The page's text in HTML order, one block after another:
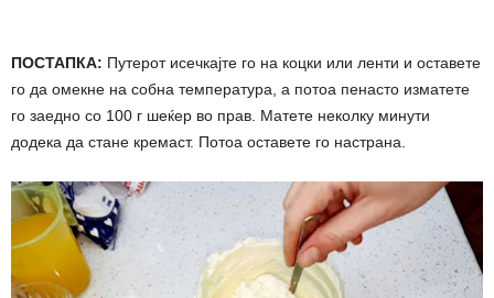
ПОСТАПКА: Путерот исечкајте го на коцки или ленти и оставете
го да омекне на собна температура, а потоа пенасто изматете
го заедно со 100 г шеќер во прав. Матете неколку минути
додека да стане кремаст. Потоа оставете го настрана.